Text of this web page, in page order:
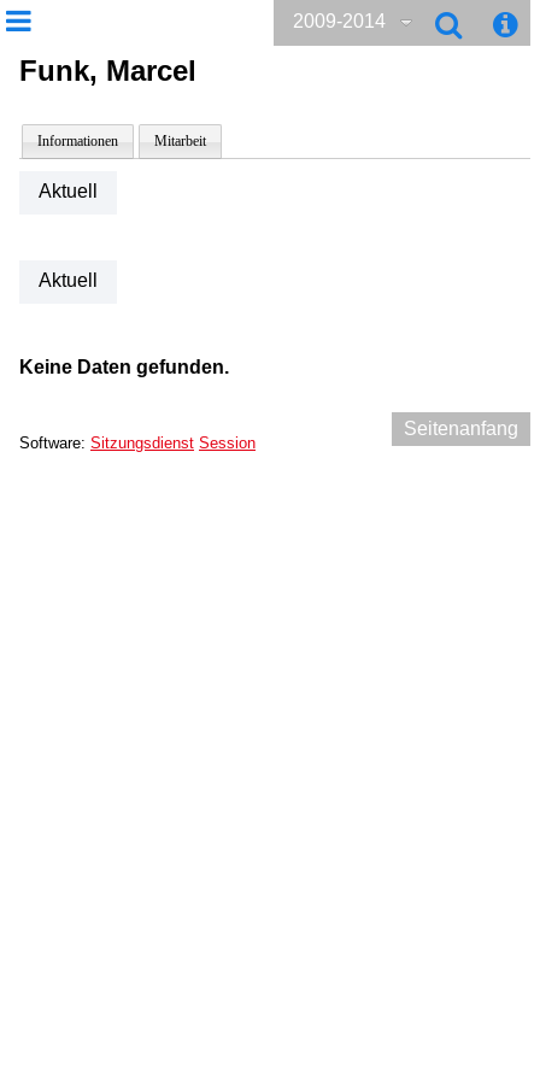
2009-2014
Funk, Marcel
Informationen Mitarbeit
Aktuell
Aktuell
Keine Daten gefunden.
Seitenanfang
Software: Sitzungsdienst Session